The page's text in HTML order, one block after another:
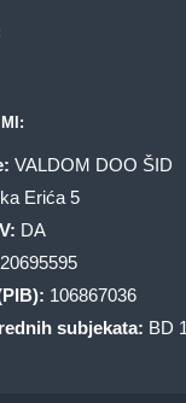
VALDOM DOO ŠID
Erića 5
DA
20695595
106867036
subjekata: BD